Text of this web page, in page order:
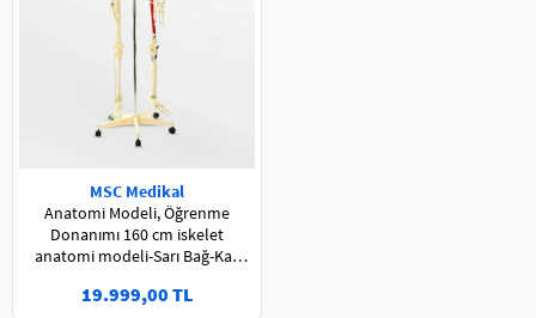
MSC Medikal
Anatomi Modeli, Öğrenme
Donanımı 160 cm iskelet
anatomi modeli-Sarı Bağ-Kas
Çıkarılabilir Braket
19.999,00 TL